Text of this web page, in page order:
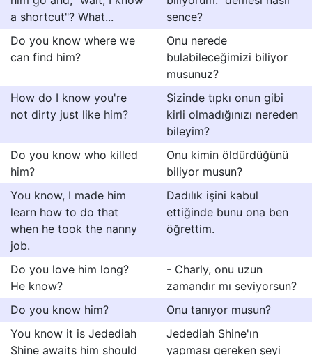
a shortcut"? What...
sence?
Do you know where we
can find him?
Onu nerede
bulabileceğimizi biliyor
musunuz?
How do I know you're
not dirty just like him?
Sizinde tıpkı onun gibi
kirli olmadığınızı nereden
bileyim?
Do you know who killed
him?
Onu kimin öldürdüğünü
biliyor musun?
You know, I made him
learn how to do that
when he took the nanny
job.
Dadılık işini kabul
ettiğinde bunu ona ben
öğrettim.
Do you love him long?
He know?
- Charly, onu uzun
zamandır mı seviyorsun?
Do you know him?
Onu tanıyor musun?
You know it is Jedediah
Shine awaits him should
Jedediah Shine'ın
yapması gereken şeyi